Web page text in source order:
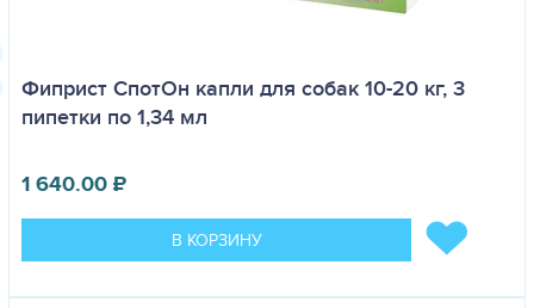
Фиприст СпотОн капли для собак 10-20 кг, 3
пипетки по 1,34 мл
1 640.00₽
В КОРЗИНУ